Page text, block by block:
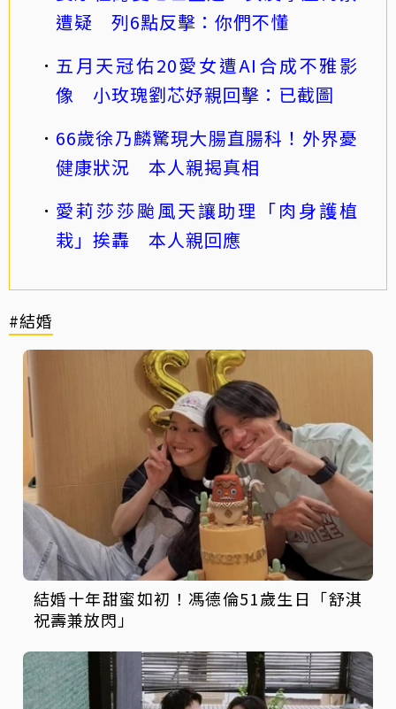
遭疑 列6點反擊：你們不懂
五月天冠佑20愛女遭AI合成不雅影
像 小玫瑰劉芯妤親回擊：已截圖
66歲徐乃麟驚現大腸直腸科！外界憂
健康狀況 本人親揭真相
愛莉莎莎颱風天讓助理「肉身護植
栽」挨轟 本人親回應
#結婚
結婚十年甜蜜如初！馮德倫51歲生日「舒淇
祝壽兼放閃」